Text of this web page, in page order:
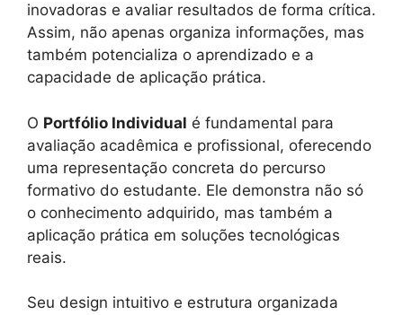
inovadoras e avaliar resultados de forma crítica.
Assim, não apenas organiza informações, mas
também potencializa o aprendizado e a
capacidade de aplicação prática.
O Portfólio Individual é fundamental para
avaliação acadêmica e profissional, oferecendo
uma representação concreta do percurso
formativo do estudante. Ele demonstra não só
o conhecimento adquirido, mas também a
aplicação prática em soluções tecnológicas
reais.
Seu design intuitivo e estrutura organizada